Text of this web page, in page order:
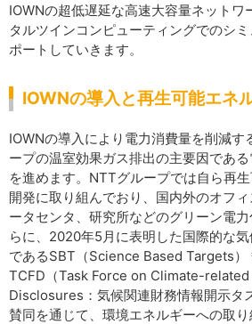
IOWNの超低遅延な高速大容量ネットワ
タルツインコンピューティングでのシ
ポートしていきます。
IOWNの導入と再生可能エネ
IOWNの導入により電力消費量を削減
ープの温室効果ガス排出の主要因であ
を進めます。NTTグループでは自ら再
開発に取り組んでおり、国内外のオフ
ータセンタ、研究所などのグリーン電
らに、2020年5月に表明した国際的な
であるSBT（Science Based Targets）
TCFD（Task Force on Climate-
Disclosures：気候関連財務情報開示タ
賛同を通じて、環境エネルギーへの取